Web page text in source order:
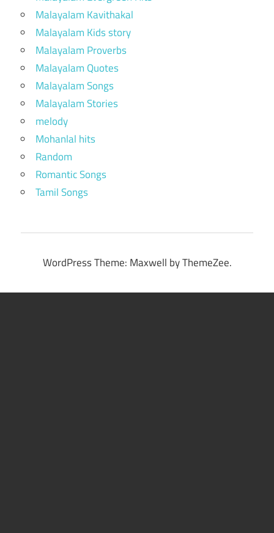
Malayalam Kavithakal
Malayalam Kids story
Malayalam Proverbs
Malayalam Quotes
Malayalam Songs
Malayalam Stories
melody
Mohanlal hits
Random
Romantic Songs
Tamil Songs
WordPress Theme: Maxwell by ThemeZee.